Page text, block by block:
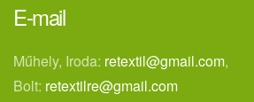
E-mail
Műhely, Iroda: retextil@gmail.com,
Bolt: retextilre@gmail.com